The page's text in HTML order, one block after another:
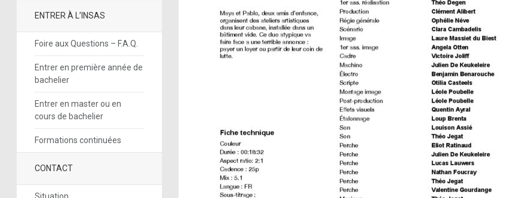
ENTRER À L’INSAS
Foire aux Questions – F.A.Q.
Entrer en première année de
bachelier
Entrer en master ou en
cours de bachelier
Formations continuées
CONTACT